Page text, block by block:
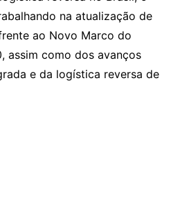
na atualização de
ao Novo Marco do
assim como dos avanços
e da logística reversa de